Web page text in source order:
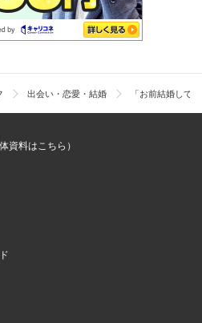
出会い・恋愛・結婚 「お前結婚して
資料はこちら）